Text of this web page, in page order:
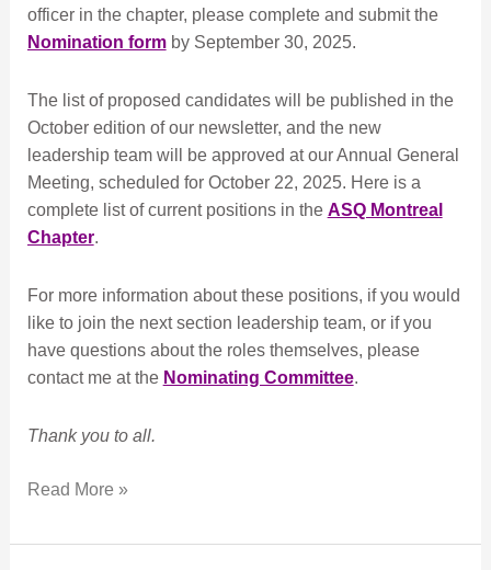
officer in the chapter, please complete and submit the
Nomination formby September 30, 2025.
The list of proposed candidates will be published in the
October edition of our newsletter, and the new
leadership team will be approved at our Annual General
Meeting, scheduled for October 22, 2025. Here is a
complete list of current positions in the ASQ Montreal
Chapter.
For more information about these positions, if you would
like to join the next section leadership team, or if you
have questions about the roles themselves, please
contact me at the Nominating Committee.
Thank you to all.
Read More »